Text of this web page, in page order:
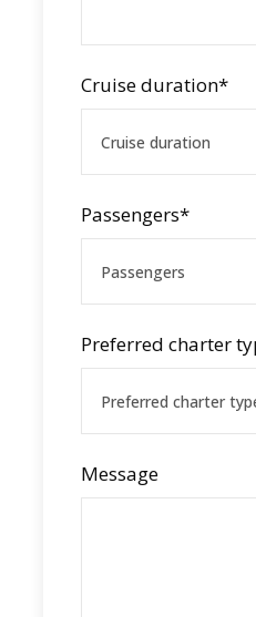
Cruise duration*
Passengers*
Preferred charter
Message
pour visiter les îles les
des Grenadines.
PHOTOS